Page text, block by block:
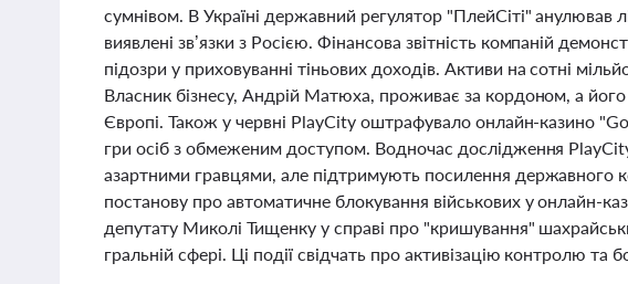
сумнівом. В Україні державний регулятор "ПлейСіті" анулював
виявлені зв’язки з Росією. Фінансова звітність компаній
підозри у приховуванні тіньових доходів. Активи на сотні
Власник бізнесу, Андрій Матюха, проживає за кордоном, а
Європі. Також у червні PlayCity оштрафувало онлайн-казино
гри осіб з обмеженим доступом. Водночас дослідження
азартними гравцями, але підтримують посилення
постанову про автоматичне блокування військових у онлайн-
депутату Миколі Тищенку у справі про "кришування"
гральній сфері. Ці події свідчать про активізацію контролю та